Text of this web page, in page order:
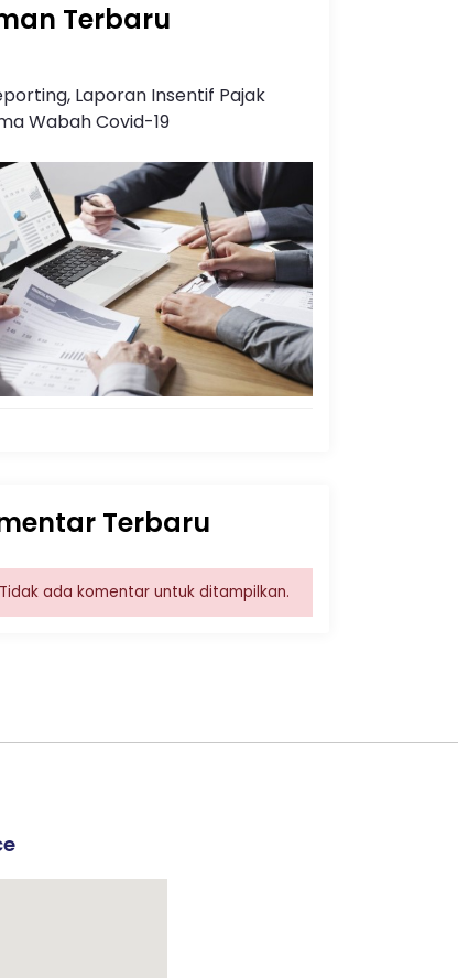
Terbaru
Laporan Insentif Pajak
Wabah Covid-19
Terbaru
Tidak ada komentar untuk ditampilkan.